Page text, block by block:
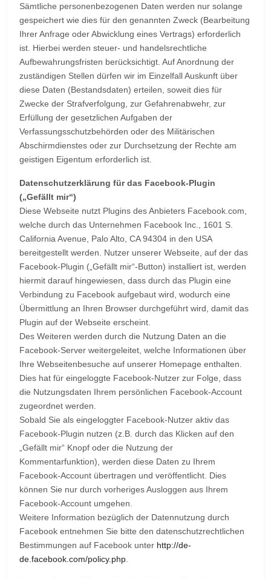
Sämtliche personenbezogenen Daten werden nur solange
gespeichert wie dies für den genannten Zweck (Bearbeitung
Ihrer Anfrage oder Abwicklung eines Vertrags) erforderlich
ist. Hierbei werden steuer- und handelsrechtliche
Aufbewahrungsfristen berücksichtigt. Auf Anordnung der
zuständigen Stellen dürfen wir im Einzelfall Auskunft über
diese Daten (Bestandsdaten) erteilen, soweit dies für
Zwecke der Strafverfolgung, zur Gefahrenabwehr, zur
Erfüllung der gesetzlichen Aufgaben der
Verfassungsschutzbehörden oder des Militärischen
Abschirmdienstes oder zur Durchsetzung der Rechte am
geistigen Eigentum erforderlich ist.
Datenschutzerklärung für das Facebook-Plugin
(„Gefällt mir“)
Diese Webseite nutzt Plugins des Anbieters Facebook.com,
welche durch das Unternehmen Facebook Inc., 1601 S.
California Avenue, Palo Alto, CA 94304 in den USA
bereitgestellt werden. Nutzer unserer Webseite, auf der das
Facebook-Plugin („Gefällt mir“-Button) installiert ist, werden
hiermit darauf hingewiesen, dass durch das Plugin eine
Verbindung zu Facebook aufgebaut wird, wodurch eine
Übermittlung an Ihren Browser durchgeführt wird, damit das
Plugin auf der Webseite erscheint.
Des Weiteren werden durch die Nutzung Daten an die
Facebook-Server weitergeleitet, welche Informationen über
Ihre Webseitenbesuche auf unserer Homepage enthalten.
Dies hat für eingeloggte Facebook-Nutzer zur Folge, dass
die Nutzungsdaten Ihrem persönlichen Facebook-Account
zugeordnet werden.
Sobald Sie als eingeloggter Facebook-Nutzer aktiv das
Facebook-Plugin nutzen (z.B. durch das Klicken auf den
„Gefällt mir“ Knopf oder die Nutzung der
Kommentarfunktion), werden diese Daten zu Ihrem
Facebook-Account übertragen und veröffentlicht. Dies
können Sie nur durch vorheriges Ausloggen aus Ihrem
Facebook-Account umgehen.
Weitere Information bezüglich der Datennutzung durch
Facebook entnehmen Sie bitte den datenschutzrechtlichen
Bestimmungen auf Facebook unter http://de-
de.facebook.com/policy.php